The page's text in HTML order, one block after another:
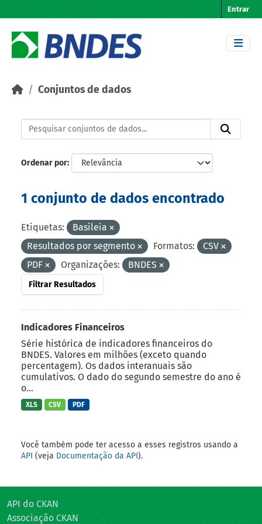
Entrar
Conjuntos de dados
Ordenar por
1 conjunto de dados encontrado
Etiquetas:
Basileia
Resultados por segmento
Formatos:
CSV
PDF
Organizações: BNDES
Filtrar Resultados
Indicadores Financeiros
Série histórica de indicadores financeiros do
BNDES. Valores em milhões (exceto quando
percentagem). Os dados interanuais são
cumulativos. O dado do segundo semestre do ano é
o...
XLS CSV PDF
Você também pode ter acesso a esses registros usando a
API (veja Documentação da API).
API do CKAN
Associação CKAN